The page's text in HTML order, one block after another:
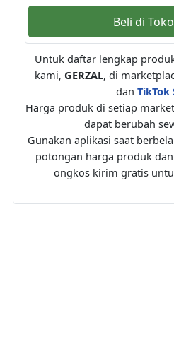
Beli di
Untuk daftar lengkap
kami, GERZAL, di
dan TikTok
Harga produk di setiap
dapat berubah
Gunakan aplikasi saat
potongan harga produk
ongkos kirim gratis